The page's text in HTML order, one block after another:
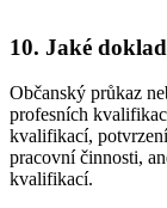
10. Jaké
Občanský průkaz
profesních
kvalifikací,
pracovní činnosti,
kvalifikací.